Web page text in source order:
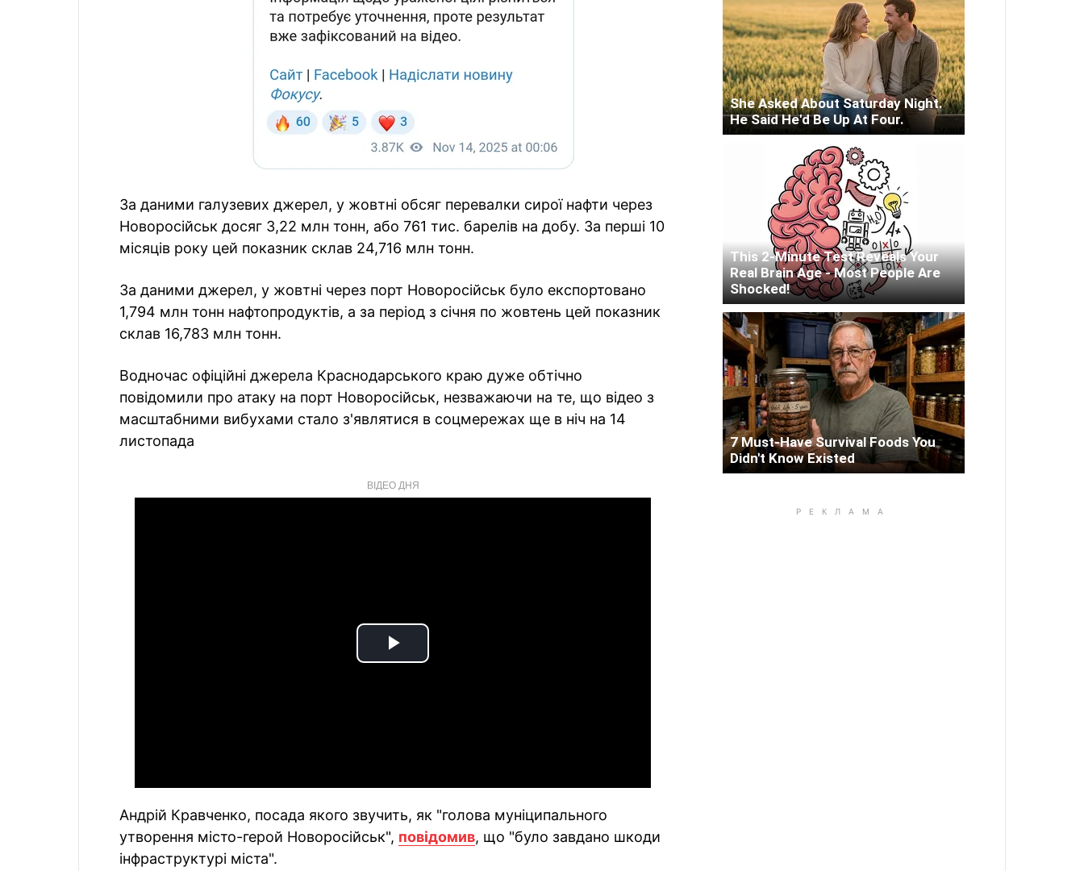
За даними галузевих джерел, у жовтні обсяг перевалки сирої нафти через
Новоросійськ досяг 3,22 млн тонн, або 761 тис. барелів на добу. За перші 10
місяців року цей показник склав 24,716 млн тонн.
За даними джерел, у жовтні через порт Новоросійськ було експортовано
1,794 млн тонн нафтопродуктів, а за період з січня по жовтень цей показник
склав 16,783 млн тонн.
Водночас офіційні джерела Краснодарського краю дуже обтічно
повідомили про атаку на порт Новоросійськ, незважаючи на те, що відео з
масштабними вибухами стало з'являтися в соцмережах ще в ніч на 14
листопада
ВІДЕО ДНЯ
Play
Андрій Кравченко, посада якого звучить, як "голова муніципального
утворення місто-герой Новоросійськ", повідомив, що "було завдано шкоди
інфраструктурі міста".
She Asked About Saturday Night.
He Said He'd Be Up At Four.
This 2-Minute Test Reveals Your
Real Brain Age - Most People Are
Shocked!
7 Must-Have Survival Foods You
Didn't Know Existed